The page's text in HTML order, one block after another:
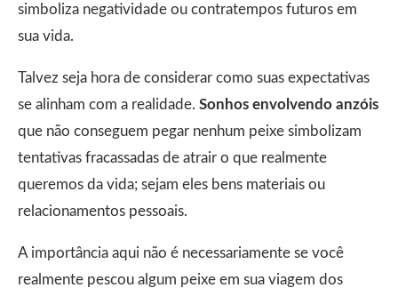
simboliza negatividade ou contratempos futuros em
sua vida.
Talvez seja hora de considerar como suas expectativas
se alinham com a realidade. Sonhos envolvendo anzóis
que não conseguem pegar nenhum peixe simbolizam
tentativas fracassadas de atrair o que realmente
queremos da vida; sejam eles bens materiais ou
relacionamentos pessoais.
A importância aqui não é necessariamente se você
realmente pescou algum peixe em sua viagem dos